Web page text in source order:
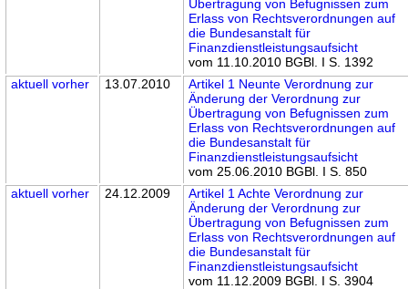
Übertragung von Befugnissen zum
Erlass von Rechtsverordnungen auf
die Bundesanstalt für
Finanzdienstleistungsaufsicht
vom 11.10.2010 BGBl. I S. 1392
aktuell vorher 13.07.2010
Artikel 1 Neunte Verordnung zur
Änderung der Verordnung zur
Übertragung von Befugnissen zum
Erlass von Rechtsverordnungen auf
die Bundesanstalt für
Finanzdienstleistungsaufsicht
vom 25.06.2010 BGBl. I S. 850
aktuell vorher 24.12.2009
Artikel 1 Achte Verordnung zur
Änderung der Verordnung zur
Übertragung von Befugnissen zum
Erlass von Rechtsverordnungen auf
die Bundesanstalt für
Finanzdienstleistungsaufsicht
vom 11.12.2009 BGBl. I S. 3904